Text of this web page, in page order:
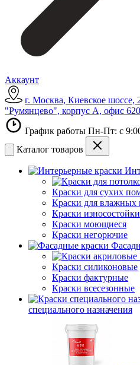
Аккаунт
г. Москва, Киевское шоссе,
"Румянцево", корпус А, офис
График работы Пн-Пт: с
Каталог товаров
Краски для сухих
Краски для
Краски
Краски моющиеся
Краски негорючие
Краски силиконовые
Краски фактурные
Краски всесезонные
специального назначения